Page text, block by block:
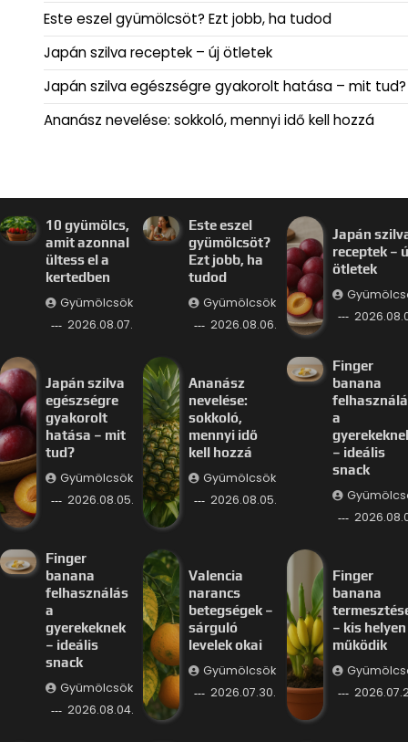
Este eszel gyümölcsöt? Ezt jobb, ha tudod
Japán szilva receptek – új ötletek
Japán szilva egészségre gyakorolt hatása – mit tud?
Ananász nevelése: sokkoló, mennyi idő kell hozzá
10 gyümölcs,
amit azonnal
ültess el a
kertedben
Gyümölcsök
2026.08.07.
Este eszel
gyümölcsöt?
Ezt jobb, ha
tudod
Gyümölcsök
2026.08.06.
Japán
receptek –
ötletek
Japán szilva
egészségre
gyakorolt
hatása – mit
tud?
Gyümölcsök
2026.08.05.
Ananász
nevelése:
sokkoló,
mennyi idő
kell hozzá
Gyümölcsök
2026.08.05.
Finger
banana
a
– ideális
snack
Finger
banana
felhasználás
a
gyerekeknek
– ideális
snack
Gyümölcsök
2026.08.04.
Valencia
narancs
betegségek –
sárguló
levelek okai
Gyümölcsök
2026.07.30.
Finger
banana
– kis
működik